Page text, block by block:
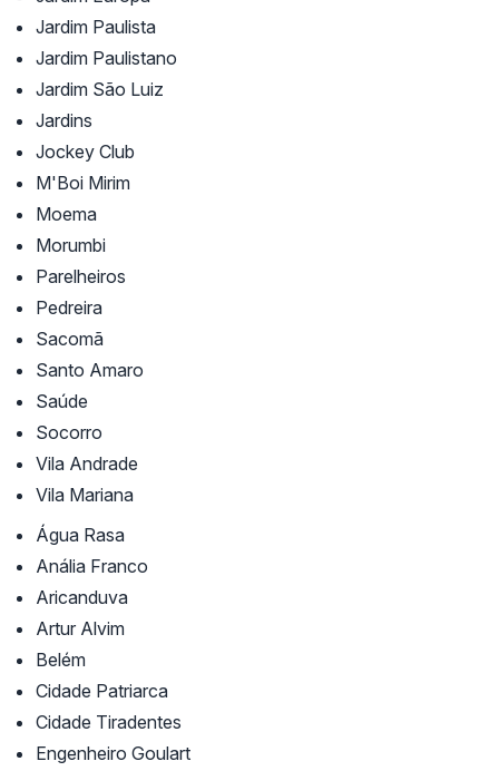
Jardim Paulista
Jardim Paulistano
Jardim São Luiz
Jardins
Jockey Club
M'Boi Mirim
Moema
Morumbi
Parelheiros
Pedreira
Sacomã
Santo Amaro
Saúde
Socorro
Vila Andrade
Vila Mariana
Água Rasa
Anália Franco
Aricanduva
Artur Alvim
Belém
Cidade Patriarca
Cidade Tiradentes
Engenheiro Goulart